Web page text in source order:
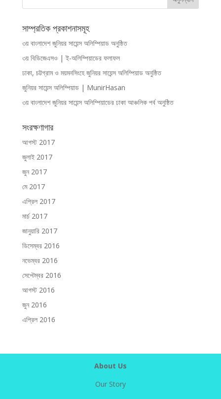
সাম্প্রতিক প্রকাশনাসমূহ
৩য় বাংলাদেশ জুনিয়র সায়েন্স অলিম্পিয়াড অনুষ্ঠিত
৩য় বিডিজেএসও | ই-অলিম্পিয়াডের ফলাফল
ঢাকা, চট্টগ্রাম ও ময়মনসিংহে জুনিয়র সায়েন্স অলিম্পিয়াড অনুষ্ঠিত
জুনিয়র সায়েন্স অলিম্পিয়াড | MunirHasan
৩য় বাংলাদেশ জুনিয়র সায়েন্স অলিম্পিয়াডের ঢাকা আঞ্চলিক পর্ব অনুষ্ঠিত
সংরক্ষণাগার
আগস্ট 2017
জুলাই 2017
জুন 2017
মে 2017
এপ্রিল 2017
মার্চ 2017
জানুয়ারি 2017
ডিসেম্বর 2016
নভেম্বর 2016
সেপ্টেম্বর 2016
আগস্ট 2016
জুন 2016
এপ্রিল 2016
About Us
Our Story